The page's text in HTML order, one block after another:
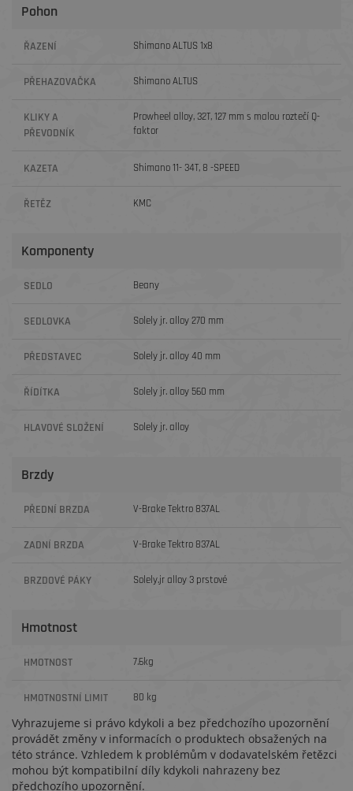
Pohon
ŘAZENÍ Shimano ALTUS 1x8
PŘEHAZOVAČKA Shimano ALTUS
KLIKY A
PŘEVODNÍK
Prowheel alloy, 32T, 127 mm s malou roztečí Q-
faktor
KAZETA Shimano 11- 34T, 8 -SPEED
ŘETĚZ KMC
Komponenty
SEDLO Beany
SEDLOVKA Solely jr. alloy 270 mm
PŘEDSTAVEC Solely jr. alloy 40 mm
ŘÍDÍTKA Solely jr. alloy 560 mm
HLAVOVÉ SLOŽENÍ Solely jr. alloy
Brzdy
PŘEDNÍ BRZDA V-Brake Tektro 837AL
ZADNÍ BRZDA V-Brake Tektro 837AL
BRZDOVÉ PÁKY Solely.jr alloy 3 prstové
Hmotnost
HMOTNOST 7.6kg
HMOTNOSTNÍ LIMIT 80 kg
Vyhrazujeme si právo kdykoli a bez předchozího upozornění
provádět změny v informacích o produktech obsažených na
této stránce. Vzhledem k problémům v dodavatelském řetězci
mohou být kompatibilní díly kdykoli nahrazeny bez
předchozího upozornění.